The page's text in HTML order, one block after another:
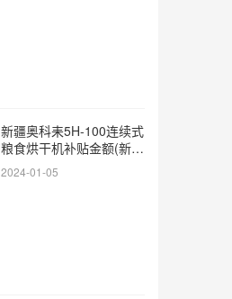
新疆奥科耒5H-100连续式
粮食烘干机补贴金额(新疆
奥科耒5H-100连续式粮食
烘干机补贴金额：补贴多
2024-01-05